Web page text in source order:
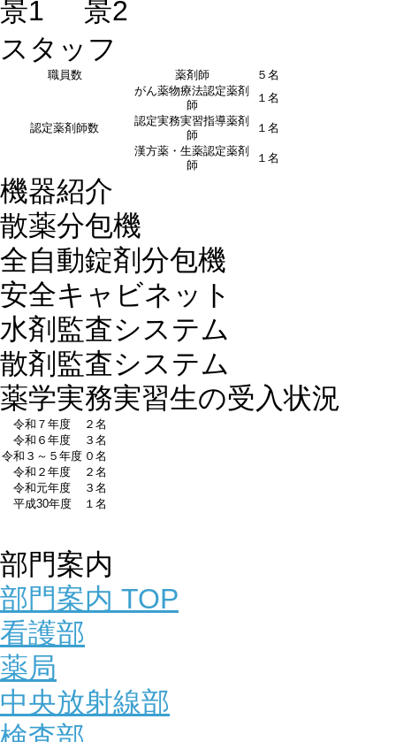
スタッフ
職員数 薬剤師 ５名
認定薬剤師数
がん薬物療法認定薬剤
師
１名
認定実務実習指導薬剤
師
１名
漢方薬・生薬認定薬剤
師
１名
機器紹介
散薬分包機
全自動錠剤分包機
安全キャビネット
水剤監査システム
散剤監査システム
薬学実務実習生の受入状況
令和７年度
２名
令和６年度
３名
令和３～５年度 ０名
令和２年度
２名
令和元年度
３名
平成30年度
１名
部門案内
部門案内 TOP
看護部
薬局
中央放射線部